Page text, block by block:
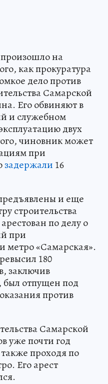
на
как прокуратура
дело против
Самарской
Его обвиняют в
и служебном
двух
чиновник может
при
задержали 16
и еще
строительства
по делу о
при
метро «Самарская».
180
заключив
был отпущен под
против
Самарской
уже почти год
проходя по
Его арест